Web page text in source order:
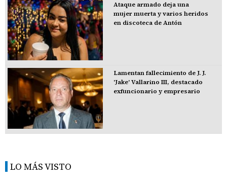
Ataque armado deja una
mujer muerta y varios heridos
en discoteca de Antón
Lamentan fallecimiento de J. J.
'Jake' Vallarino III, destacado
exfuncionario y empresario
LO MÁS VISTO